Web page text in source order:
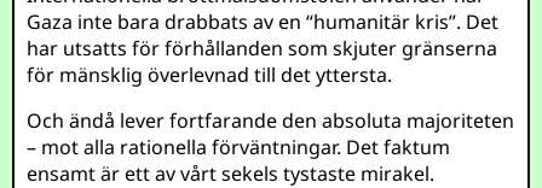
Gaza inte bara drabbats av en “humanitär kris”. Det
har utsatts för förhållanden som skjuter gränserna
för mänsklig överlevnad till det yttersta.
Och ändå lever fortfarande den absoluta majoriteten
– mot alla rationella förväntningar. Det faktum
ensamt är ett av vårt sekels tystaste mirakel.